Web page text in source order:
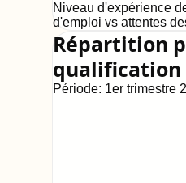
Niveau d'expérience
d'emploi vs attentes
Répartition
qualification
Période: 1er trimestre